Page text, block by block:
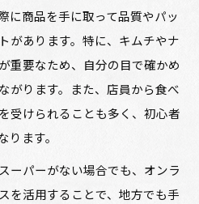
に商品を手に取って品質やパッ
があります。特に、キムチやナ
重要なため、自分の目で確かめ
がります。また、店員から食べ
受けられることも多く、初心者
ます。
ーパーがない場合でも、オンラ
を活用することで、地方でも手